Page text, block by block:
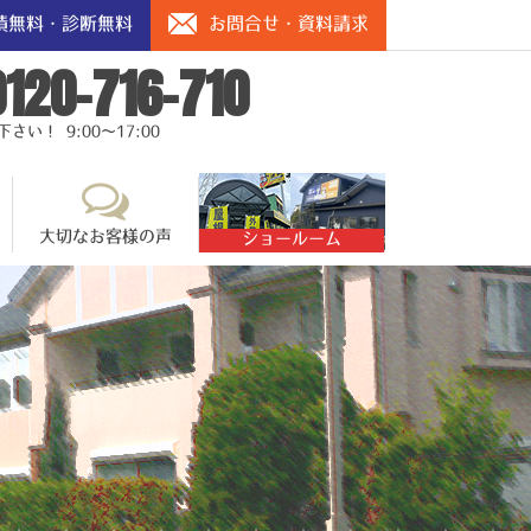
無料・診断無料 お問合せ・資料請求
716-710
さい！ 9:00～17:00
大切なお客様の声 ショールーム